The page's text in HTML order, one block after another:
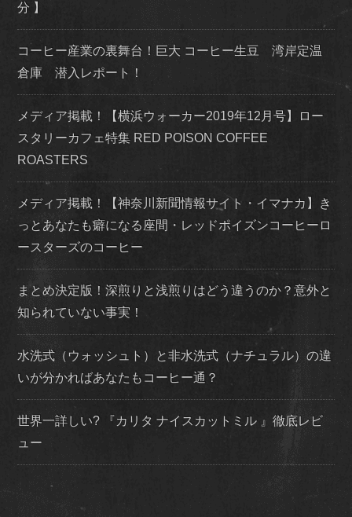
分 】
コーヒー産業の裏舞台！巨大 コーヒー生豆 湾岸定温
倉庫 潜入レポート！
メディア掲載！【横浜ウォーカー2019年12月号】ロー
スタリーカフェ特集 RED POISON COFFEE
ROASTERS
メディア掲載！【神奈川新聞情報サイト・イマナカ】き
っとあなたも癖になる座間・レッドポイズンコーヒーロ
ースターズのコーヒー
まとめ決定版！深煎りと浅煎りはどう違うのか？意外と
知られていない事実！
水洗式（ウォッシュト）と非水洗式（ナチュラル）の違
いが分かればあなたもコーヒー通？
世界一詳しい? 『カリタ ナイスカットミル 』徹底レビ
ュー